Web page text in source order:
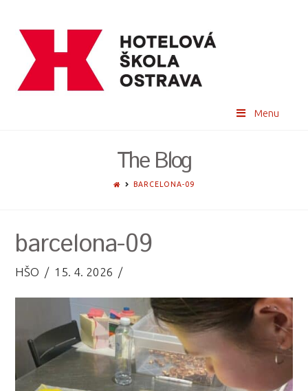
Menu
The Blog
HOMEBARCELONA-09
barcelona-09
HŠO 15. 4. 2026